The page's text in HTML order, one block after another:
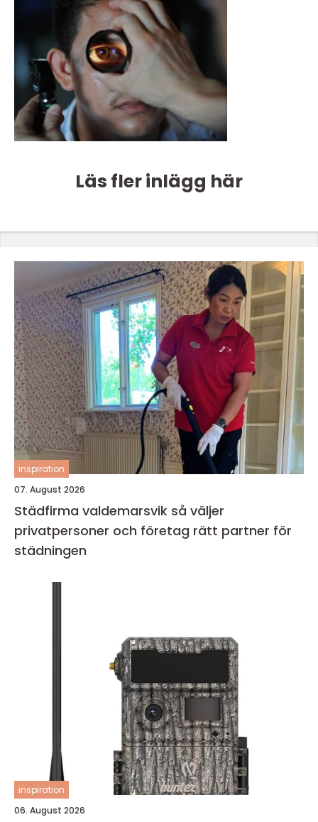
Läs fler inlägg här
inspiration
07. August 2026
Städfirma valdemarsvik så väljer
privatpersoner och företag rätt partner för
städningen
inspiration
06. August 2026